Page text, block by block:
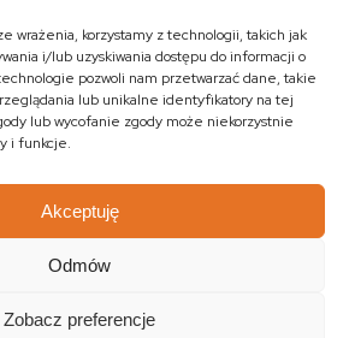
wrażenia, korzystamy z technologii, takich jak
i/lub uzyskiwania dostępu do informacji o
pozwoli nam przetwarzać dane, takie
lub unikalne identyfikatory na tej
lub wycofanie zgody może niekorzystnie
i funkcje.
Akceptuję
Odmów
Zobacz preferencje
kolonialne Krzesła kolonialne
kolonialne Łóżka kolonialne
Półki kolonialne Regały kolonialne
kawowe Stoliki nocne
MEBLE ŚWIATA